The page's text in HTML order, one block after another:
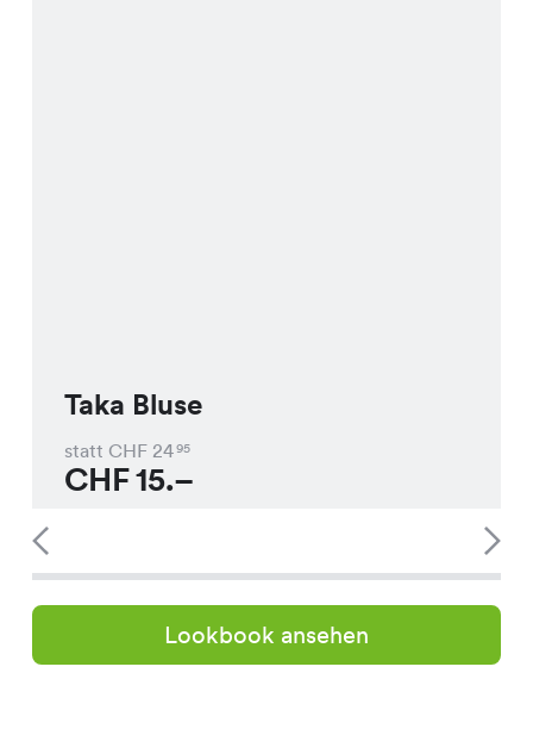
Taka Bluse
statt CHF 2495
CHF15.–
Lookbook ansehen